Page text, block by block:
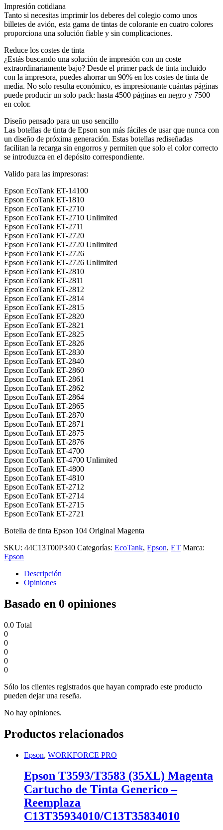
Impresión cotidiana
Tanto si necesitas imprimir los deberes del colegio como unos
billetes de avión, esta gama de tintas de colorante en cuatro colores
proporciona una solución fiable y sin complicaciones.
Reduce los costes de tinta
¿Estás buscando una solución de impresión con un coste
extraordinariamente bajo? Desde el primer pack de tinta incluido
con la impresora, puedes ahorrar un 90% en los costes de tinta de
media. No solo resulta económico, es impresionante cuántas páginas
puede producir un solo pack: hasta 4500 páginas en negro y 7500
en color.
Diseño pensado para un uso sencillo
Las botellas de tinta de Epson son más fáciles de usar que nunca con
un diseño de próxima generación. Estas botellas rediseñadas
facilitan la recarga sin engorros y permiten que solo el color correcto
se introduzca en el depósito correspondiente.
Valido para las impresoras:
Epson EcoTank ET-14100
Epson EcoTank ET-1810
Epson EcoTank ET-2710
Epson EcoTank ET-2710 Unlimited
Epson EcoTank ET-2711
Epson EcoTank ET-2720
Epson EcoTank ET-2720 Unlimited
Epson EcoTank ET-2726
Epson EcoTank ET-2726 Unlimited
Epson EcoTank ET-2810
Epson EcoTank ET-2811
Epson EcoTank ET-2812
Epson EcoTank ET-2814
Epson EcoTank ET-2815
Epson EcoTank ET-2820
Epson EcoTank ET-2821
Epson EcoTank ET-2825
Epson EcoTank ET-2826
Epson EcoTank ET-2830
Epson EcoTank ET-2840
Epson EcoTank ET-2860
Epson EcoTank ET-2861
Epson EcoTank ET-2862
Epson EcoTank ET-2864
Epson EcoTank ET-2865
Epson EcoTank ET-2870
Epson EcoTank ET-2871
Epson EcoTank ET-2875
Epson EcoTank ET-2876
Epson EcoTank ET-4700
Epson EcoTank ET-4700 Unlimited
Epson EcoTank ET-4800
Epson EcoTank ET-4810
Epson EcoTank ET-2712
Epson EcoTank ET-2714
Epson EcoTank ET-2715
Epson EcoTank ET-2721
Botella de tinta Epson 104 Original Magenta
SKU: 44C13T00P340 Categorías: EcoTank, Epson, ET Marca:
Epson
Descripción
Opiniones
Basado en 0 opiniones
0.0 Total
0
0
0
0
0
Sólo los clientes registrados que hayan comprado este producto
pueden dejar una reseña.
No hay opiniones.
Productos relacionados
Epson, WORKFORCE PRO
Epson T3593/T3583 (35XL) Magenta
Cartucho de Tinta Generico –
Reemplaza
C13T35934010/C13T35834010